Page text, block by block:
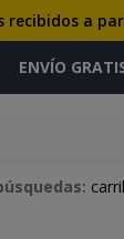
recibidos a
ENVÍO